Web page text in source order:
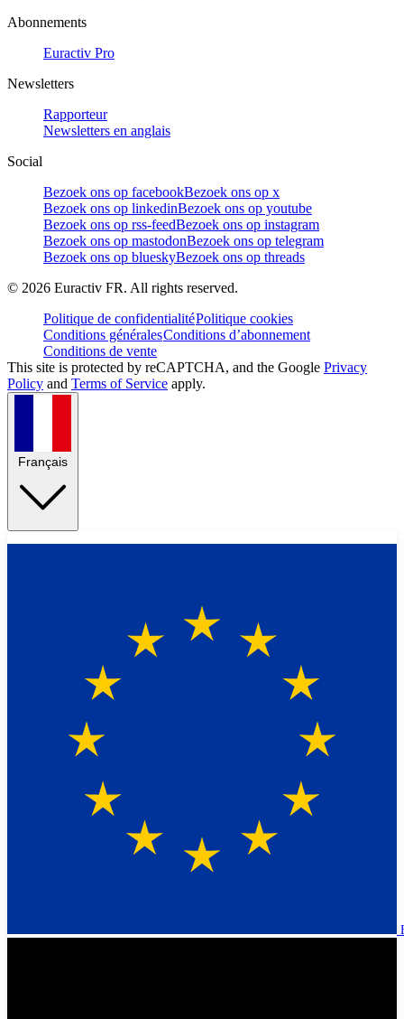
Abonnements
Euractiv Pro
Newsletters
Rapporteur
Newsletters en anglais
Social
Bezoek ons op facebookBezoek ons op x
Bezoek ons op linkedinBezoek ons op youtube
Bezoek ons op rss-feedBezoek ons op instagram
Bezoek ons op mastodonBezoek ons op telegram
Bezoek ons op blueskyBezoek ons op threads
© 2026 Euractiv FR. All rights reserved.
Politique de confidentialitéPolitique cookies
Conditions généralesConditions d’abonnement
Conditions de vente
This site is protected by reCAPTCHA, and the Google Privacy
Policy and Terms of Service apply.
Français